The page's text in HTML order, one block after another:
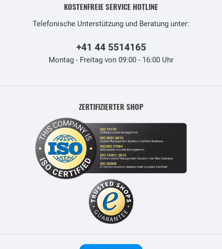
KOSTENFREIE SERVICE HOTLINE
Telefonische Unterstützung und Beratung unter:
+41 44 5514165
Montag - Freitag von 09:00 - 16:00 Uhr
ZERTIFIZIERTER SHOP